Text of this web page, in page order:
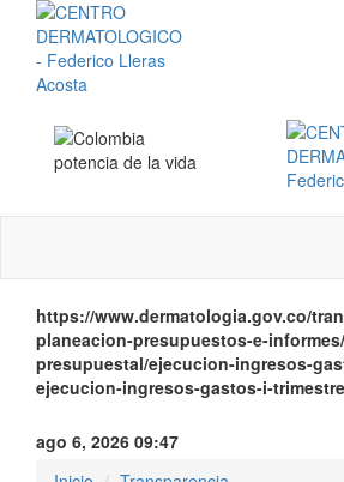
https://www.dermatologia.gov.co/
planeacion-presupuestos-e-
presupuestal/ejecucion-ingresos-
ejecucion-ingresos-gastos-i-trimestre
ago 6, 2026 09:47